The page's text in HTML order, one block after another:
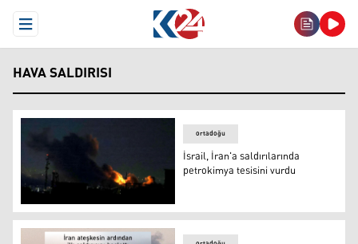
Open Menu
HAVA SALDIRISI
İsrail, İran'a saldırılarında petrokimya tesisini vurdu
ortadoğu
İsrail, İran'a saldırılarında
petrokimya tesisini vurdu